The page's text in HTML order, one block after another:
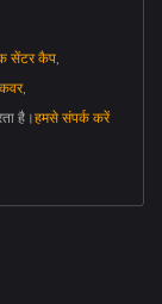
सेंटर कैप
,
है।हमसे संपर्क करें